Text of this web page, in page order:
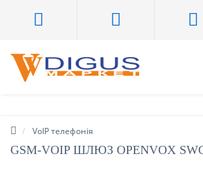
VoIP телефонія
GSM-VOIP ШЛЮЗ OPENVOX